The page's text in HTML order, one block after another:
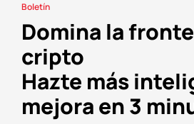
Boletín
Domina la
cripto
Hazte más
mejora en 3